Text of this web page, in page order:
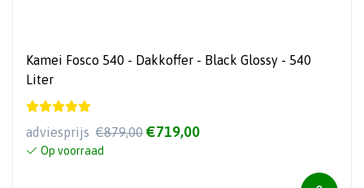
Kamei Fosco 540 - Dakkoffer - Black Glossy - 540
Liter
adviesprijs €879,00 €719,00
Op voorraad